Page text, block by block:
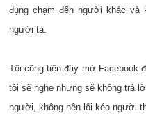
đụng chạm đến người khác và
người ta.
Tôi cũng tiện đây mở Facebook
tôi sẽ nghe nhưng sẽ không trả
người, không nên lôi kéo người